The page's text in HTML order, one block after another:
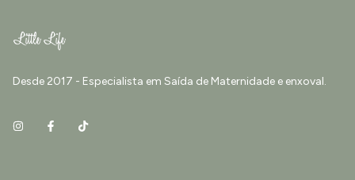
Desde 2017 - Especialista em Saída de Maternidade e enxoval.